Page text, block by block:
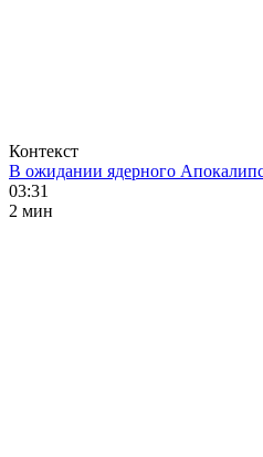
Контекст
В ожидании ядерного
03:31
2 мин